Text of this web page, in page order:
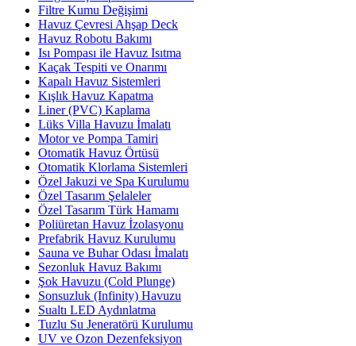
Filtre Kumu Değişimi
Havuz Çevresi Ahşap Deck
Havuz Robotu Bakımı
Isı Pompası ile Havuz Isıtma
Kaçak Tespiti ve Onarımı
Kapalı Havuz Sistemleri
Kışlık Havuz Kapatma
Liner (PVC) Kaplama
Lüks Villa Havuzu İmalatı
Motor ve Pompa Tamiri
Otomatik Havuz Örtüsü
Otomatik Klorlama Sistemleri
Özel Jakuzi ve Spa Kurulumu
Özel Tasarım Şelaleler
Özel Tasarım Türk Hamamı
Poliüretan Havuz İzolasyonu
Prefabrik Havuz Kurulumu
Sauna ve Buhar Odası İmalatı
Sezonluk Havuz Bakımı
Şok Havuzu (Cold Plunge)
Sonsuzluk (Infinity) Havuzu
Sualtı LED Aydınlatma
Tuzlu Su Jeneratörü Kurulumu
UV ve Ozon Dezenfeksiyon